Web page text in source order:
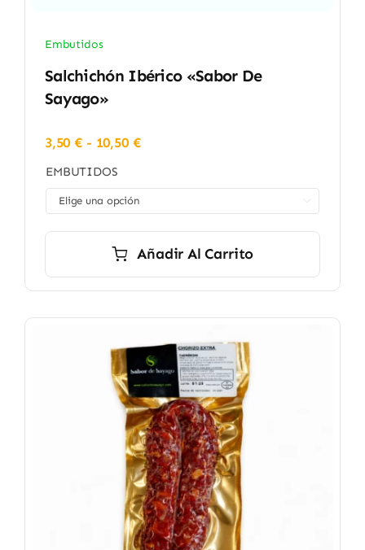
Embutidos
Salchichón Ibérico «Sabor De
Sayago»
3,50€ - 10,50 €Rango
desde
EMBUTIDOS
Añadir Al Carrito